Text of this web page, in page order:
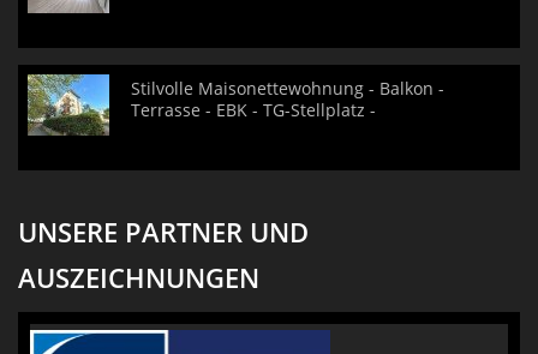
Stilvolle Maisonettewohnung - Balkon -
Terrasse - EBK - TG-Stellplatz -
UNSERE PARTNER UND
AUSZEICHNUNGEN